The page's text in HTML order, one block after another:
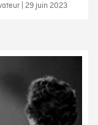
| 29 juin 2023